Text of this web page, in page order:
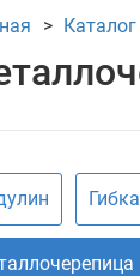
Каталог